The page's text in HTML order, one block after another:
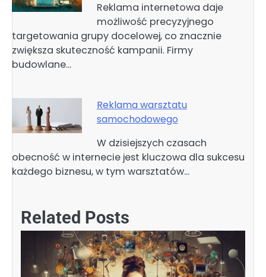
Reklama internetowa daje
możliwość precyzyjnego
targetowania grupy docelowej, co znacznie
zwiększa skuteczność kampanii. Firmy
budowlane…
Reklama warsztatu
samochodowego
W dzisiejszych czasach
obecność w internecie jest kluczowa dla sukcesu
każdego biznesu, w tym warsztatów…
Related Posts